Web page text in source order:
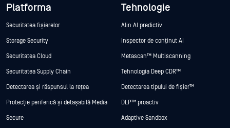
Platforma
Securitatea fișierelor
Storage Security
Securitatea Cloud
Securitatea Supply Chain
Detectarea și răspunsul la rețea
Protecție periferică și detașabilă Media
Secure
Tehnologie
Alin AI predictiv
Inspector de conținut AI
Metascan™ Multiscanning
Tehnologia Deep CDR™
Detectarea tipului de fișier™
DLP™ proactiv
Adaptive Sandbox